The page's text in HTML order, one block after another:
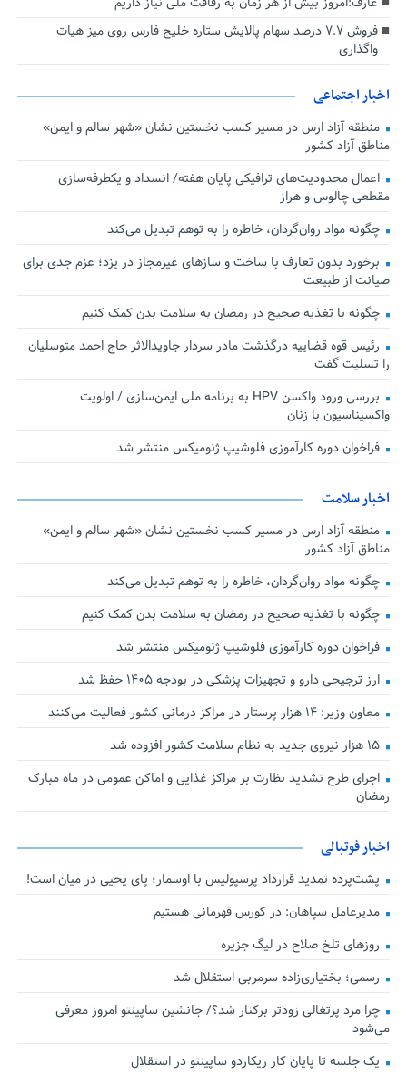
فروش ۷.۷ درصد سهام پالایش ستاره خلیج فارس روی میز هیات
واگذاری
اخبار اجتماعی
منطقه آزاد ارس در مسیر کسب نخستین نشان «شهر سالم و ایمن»
مناطق آزاد کشور
اعمال محدودیت‌های ترافیکی پایان هفته/ انسداد و یکطرفه‌سازی
مقطعی چالوس و هراز
چگونه مواد روان‌گردان، خاطره را به توهم تبدیل می‌کند
برخورد بدون تعارف با ساخت‌ و سازهای غیرمجاز در یزد؛ عزم جدی برای
صیانت از طبیعت
چگونه با تغذیه صحیح در رمضان به سلامت بدن کمک کنیم
رئیس قوه قضاییه درگذشت مادر سردار جاویدالاثر حاج احمد متوسلیان
را تسلیت گفت
بررسی ورود واکسن HPV به برنامه ملی ایمن‌سازی / اولویت
واکسیناسیون با زنان
فراخوان دوره کارآموزی فلوشیپ ژنومیکس منتشر شد
اخبار سلامت
منطقه آزاد ارس در مسیر کسب نخستین نشان «شهر سالم و ایمن»
مناطق آزاد کشور
چگونه مواد روان‌گردان، خاطره را به توهم تبدیل می‌کند
چگونه با تغذیه صحیح در رمضان به سلامت بدن کمک کنیم
فراخوان دوره کارآموزی فلوشیپ ژنومیکس منتشر شد
ارز ترجیحی دارو و تجهیزات پزشکی در بودجه ۱۴۰۵ حفظ شد
معاون وزیر: ۱۴ هزار پرستار در مراکز درمانی کشور فعالیت می‌کنند
۱۵ هزار نیروی جدید به نظام سلامت کشور افزوده شد
اجرای طرح تشدید نظارت بر مراکز غذایی و اماکن عمومی در ماه مبارک
رمضان
اخبار فوتبالی
پشت‌پرده تمدید قرارداد پرسپولیس با اوسمار؛ پای یحیی در میان است!
مدیرعامل سپاهان: در کورس قهرمانی هستیم
روزهای تلخ صلاح در لیگ جزیره
رسمی؛ بختیاری‌زاده سرمربی استقلال شد
چرا مرد پرتغالی زودتر برکنار شد؟/ جانشین ساپینتو امروز معرفی
می‌شود
یک جلسه تا پایان کار ریکاردو ساپینتو در استقلال